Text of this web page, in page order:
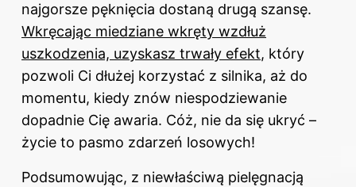
najgorsze pęknięcia dostaną drugą szansę.
Wkręcając miedziane wkręty wzdłuż
uszkodzenia, uzyskasz trwały efekt, który
pozwoli Ci dłużej korzystać z silnika, aż do
momentu, kiedy znów niespodziewanie
dopadnie Cię awaria. Cóż, nie da się ukryć –
życie to pasmo zdarzeń losowych!
Podsumowując, z niewłaściwą pielęgnacją